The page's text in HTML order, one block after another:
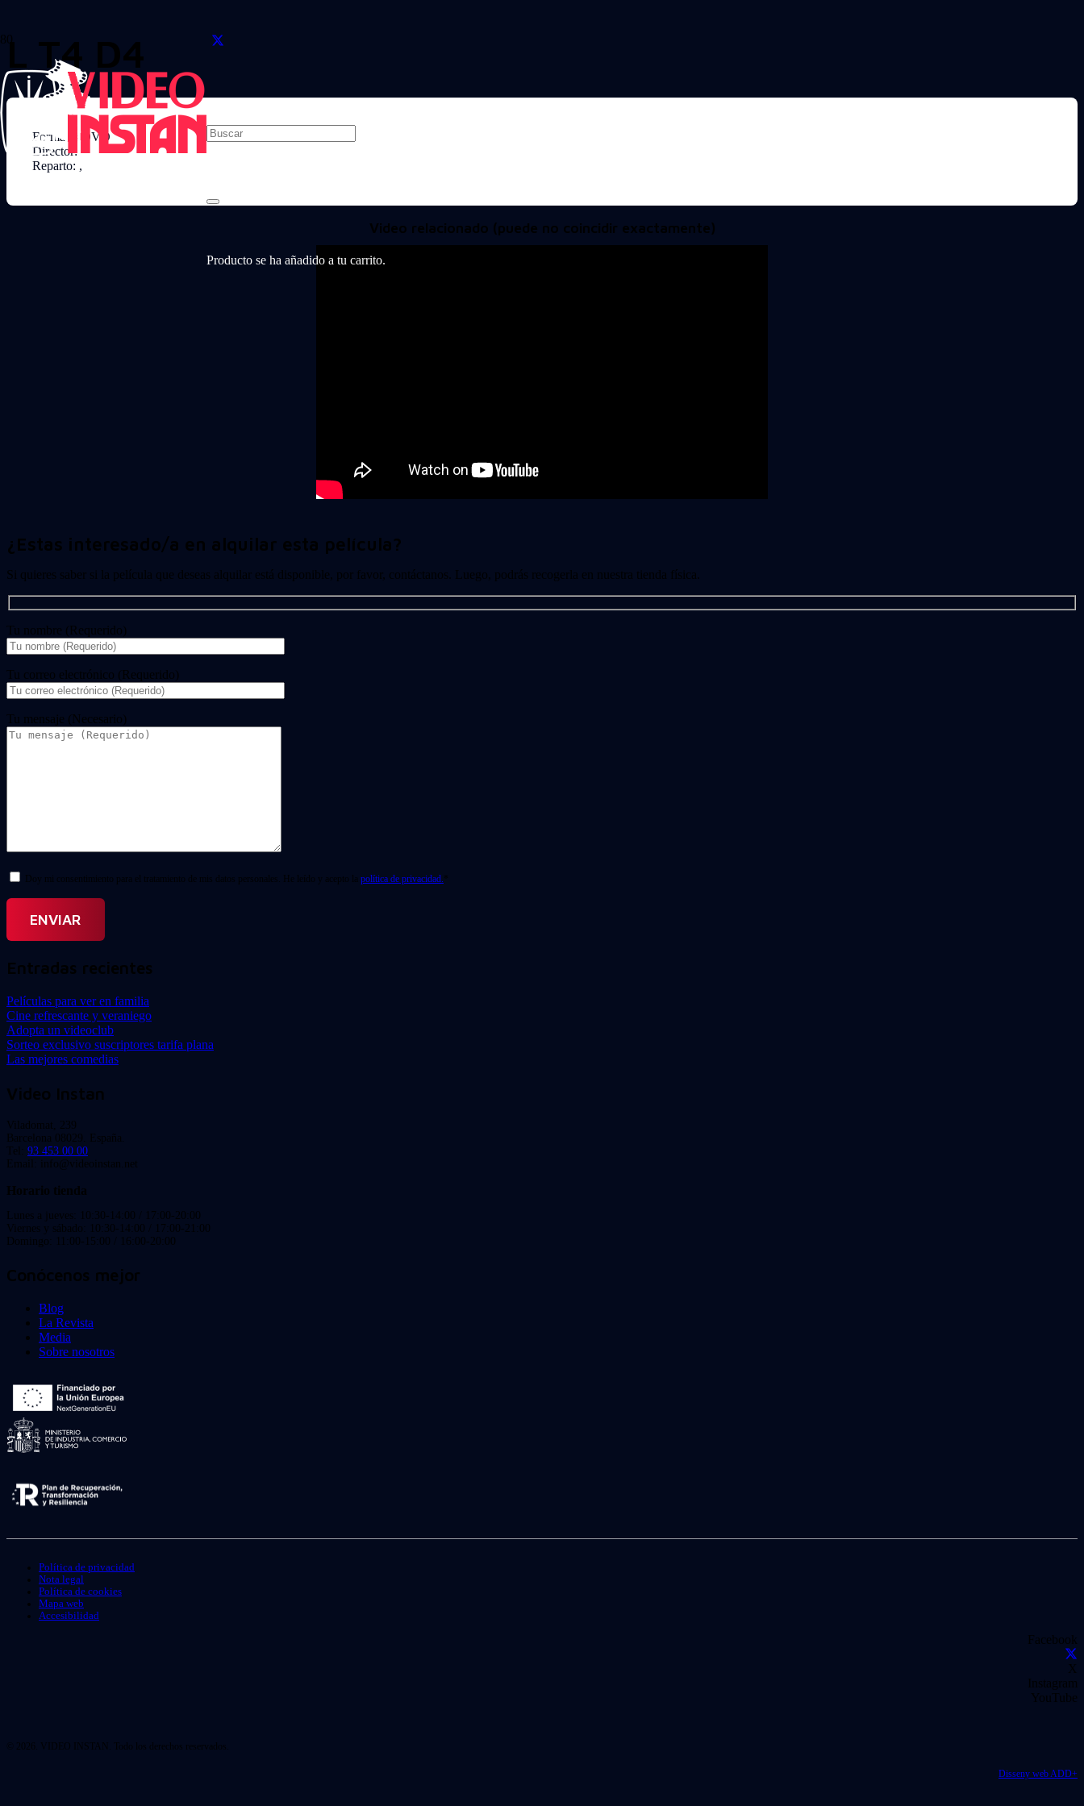
Producto se ha añadido a tu carrito.
L T4 D4
Formato: DVD
Director:
Reparto: ,
Video relacionado (puede no coincidir exactamente)
¿Estas interesado/a en alquilar esta película?
Si quieres saber si la película que deseas alquilar está disponible, por favor, contáctanos. Luego, podrás recogerla en nuestra tienda física.
Tu nombre (Requerido)
Tu correo electrónico (Requerido)
Tu mensaje (Necesario)
Doy mi consentimiento para el tratamiento de mis datos personales. He leído y acepto la política de privacidad. *
Entradas recientes
Películas para ver en familia
Cine refrescante y veraniego
Adopta un videoclub
Sorteo exclusivo suscriptores tarifa plana
Las mejores comedias
Video Instan
Viladomat, 239
Barcelona 08029. España.
Tel: 93 453 00 00
Email: info@videoinstan.net
Horario tienda
Lunes a jueves: 10:30-14:00 / 17:00-20:00
Viernes y sábado: 10:30-14:00 / 17:00-21:00
Domingo: 11:00-15:00 / 16:00-20:00
Conócenos mejor
Blog
La Revista
Media
Sobre nosotros
Política de privacidad
Nota legal
Política de cookies
Mapa web
Accesibilidad
Facebook
X
Instagram
YouTube
© 2026. VIDEO INSTAN. Todo los derechos reservados.
Disseny web ADD+